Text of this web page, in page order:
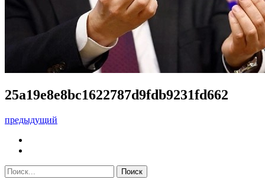
25a19e8e8bc1622787d9fdb9231fd662
предыдущий